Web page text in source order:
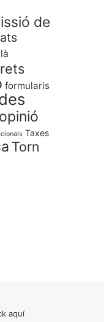
de
formularis
opinió
Taxes
Torn
aquí